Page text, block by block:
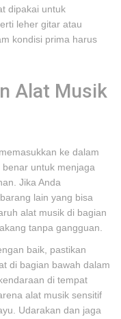
dipakai untuk
leher gitar atau
kondisi prima harus
Alat Musik
ke dalam
untuk menjaga
Jika Anda
lain yang bisa
alat musik di bagian
tanpa gangguan.
baik, pastikan
di bagian bawah dalam
di tempat
alat musik sensitif
Udarakan dan jaga